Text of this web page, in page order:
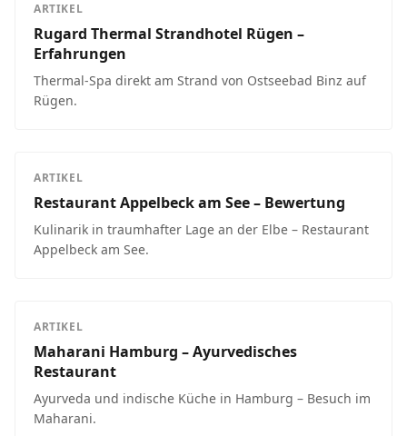
ARTIKEL
Rugard Thermal Strandhotel Rügen –
Erfahrungen
Thermal-Spa direkt am Strand von Ostseebad Binz auf
Rügen.
ARTIKEL
Restaurant Appelbeck am See – Bewertung
Kulinarik in traumhafter Lage an der Elbe – Restaurant
Appelbeck am See.
ARTIKEL
Maharani Hamburg – Ayurvedisches
Restaurant
Ayurveda und indische Küche in Hamburg – Besuch im
Maharani.